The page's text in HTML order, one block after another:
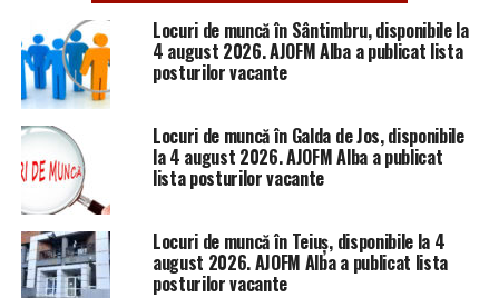
Locuri de muncă în Sântimbru, disponibile la
4 august 2026. AJOFM Alba a publicat lista
posturilor vacante
Locuri de muncă în Galda de Jos, disponibile
la 4 august 2026. AJOFM Alba a publicat
lista posturilor vacante
Locuri de muncă în Teiuș, disponibile la 4
august 2026. AJOFM Alba a publicat lista
posturilor vacante